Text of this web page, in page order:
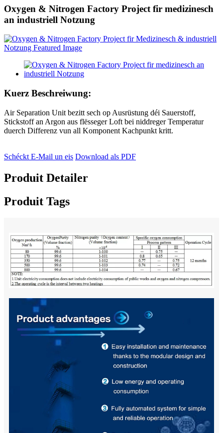
Oxygen & Nitrogen Factory Project fir medizinesch
an industriell Notzung
Kuerz Beschreiwung:
Air Separation Unit bezitt sech op Ausrüstung déi Sauerstoff,
Stickstoff an Argon aus flësseger Loft bei niddreger Temperatur
duerch Differenz vun all Komponent Kachpunkt kritt.
Schéckt E-Mail un eis Download als PDF
Produit Detailer
Produit Tags